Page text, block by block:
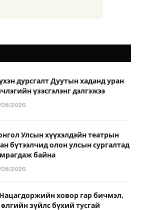
дурсгалт Дуутын хаданд уран
үзэсгэлэнг дэлгэжээ
08/2026
Улсын хүүхэлдэйн театрын
бүтээлчид олон улсын сургалтад
байна
08/2026
ховор гар бичмэл,
өлгийн зүйлс бүхий тусгай